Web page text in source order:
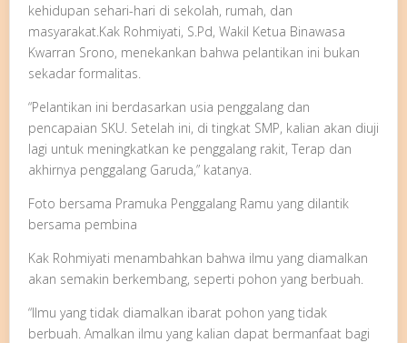
kehidupan sehari-hari di sekolah, rumah, dan
masyarakat.Kak Rohmiyati, S.Pd, Wakil Ketua Binawasa
Kwarran Srono, menekankan bahwa pelantikan ini bukan
sekadar formalitas.
“Pelantikan ini berdasarkan usia penggalang dan
pencapaian SKU. Setelah ini, di tingkat SMP, kalian akan diuji
lagi untuk meningkatkan ke penggalang rakit, Terap dan
akhirnya penggalang Garuda,” katanya.
Foto bersama Pramuka Penggalang Ramu yang dilantik
bersama pembina
Kak Rohmiyati menambahkan bahwa ilmu yang diamalkan
akan semakin berkembang, seperti pohon yang berbuah.
“Ilmu yang tidak diamalkan ibarat pohon yang tidak
berbuah. Amalkan ilmu yang kalian dapat bermanfaat bagi